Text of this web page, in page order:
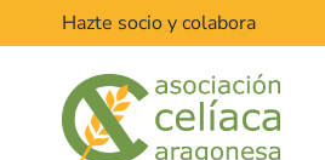
Hazte socio y colabora